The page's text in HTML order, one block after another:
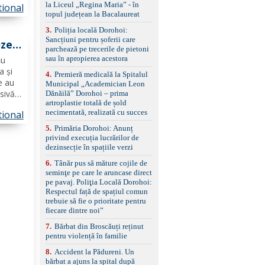
de
și
au
împreună cu un set de
anvelope de iarnă.
la Liceul „Regina Maria” - în
topul județean la Bacalaureat
3. Poliția locală Dorohoi:
Sancțiuni pentru șoferii care
parchează pe trecerile de pietoni
sau în apropierea acestora
4. Premieră medicală la Spitalul
Municipal „Academician Leon
Dănăilă” Dorohoi – prima
artroplastie totală de șold
necimentată, realizată cu succes
5. Primăria Dorohoi: Anunț
privind execuția lucrărilor de
dezinsecție în spațiile verzi
6. Tânăr pus să măture cojile de
seminţe pe care le aruncase direct
pe pavaj. Poliţia Locală Dorohoi:
Respectul față de spațiul comun
trebuie să fie o prioritate pentru
fiecare dintre noi”
7. Bărbat din Broscăuți reținut
pentru violență în familie
8. Accident la Pădureni. Un
bărbat a ajuns la spital după